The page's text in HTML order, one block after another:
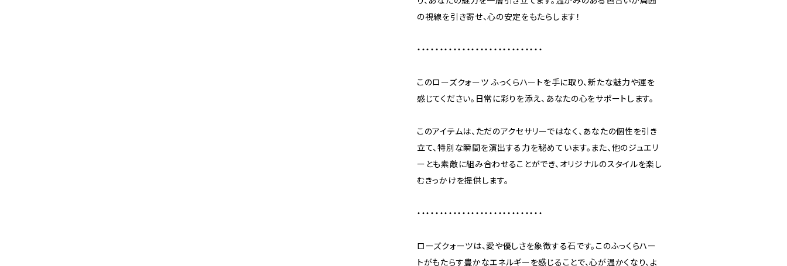
の視線を引き寄せ、心の安定をもたらします！
・・・・・・・・・・・・・・・・・・・・・・・・・・・・
このローズクォーツ ふっくらハートを手に取り、新たな魅力や運を
感じてください。日常に彩りを添え、あなたの心をサポートします。
このアイテムは、ただのアクセサリーではなく、あなたの個性を引き
立て、特別な瞬間を演出する力を秘めています。また、他のジュエリ
ーとも素敵に組み合わせることができ、オリジナルのスタイルを楽し
むきっかけを提供します。
・・・・・・・・・・・・・・・・・・・・・・・・・・・・
ローズクォーツは、愛や優しさを象徴する石です。このふっくらハー
トがもたらす豊かなエネルギーを感じることで、心が温かくなり、よ